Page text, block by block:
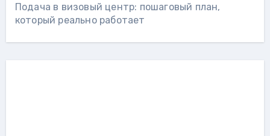
Подача в визовый центр: пошаговый план,
который реально работает